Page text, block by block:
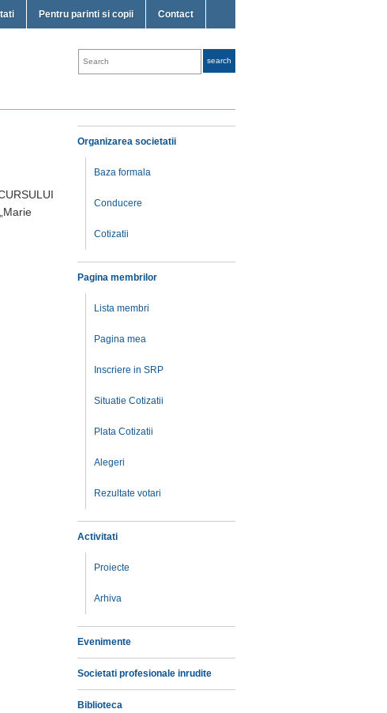
Pentru parinti si copii Contact
Organizarea societatii
Baza formala
Conducere
Cotizatii
Pagina membrilor
Lista membri
Pagina mea
Inscriere in SRP
Situatie Cotizatii
Plata Cotizatii
Alegeri
Rezultate votari
Activitati
Proiecte
Arhiva
Evenimente
Societati profesionale inrudite
Biblioteca